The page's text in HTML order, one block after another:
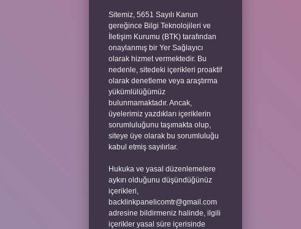
Sitemiz, 5651 Sayılı Kanun
gereğince Bilgi Teknolojileri ve
İletişim Kurumu (BTK) tarafından
onaylanmış bir Yer Sağlayıcı
olarak hizmet vermektedir. Bu
nedenle, sitedeki içerikleri proaktif
olarak denetleme veya araştırma
yükümlülüğümüz
bulunmamaktadır. Ancak,
üyelerimiz yazdıkları içeriklerin
sorumluluğunu taşımakta olup,
siteye üye olarak bu sorumluluğu
kabul etmiş sayılırlar.
Hukuka ve yasal düzenlemelere
aykırı olduğunu düşündüğünüz
içerikleri,
backlinkpanelicomtr@gmail.com
adresine bildirmeniz halinde, ilgili
içerikler yasal süre içerisinde